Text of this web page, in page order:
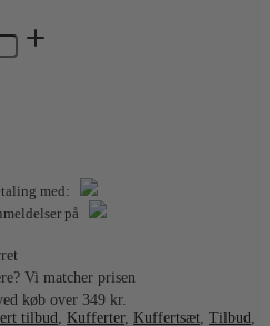
med:
på
Vi matcher prisen
køb over 349 kr.
tilbud Kufferter, Kuffertsæt Tilbud